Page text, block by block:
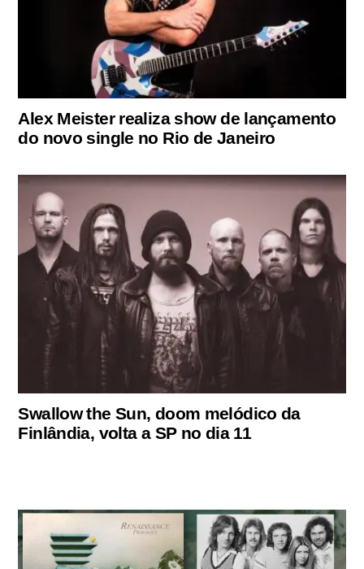
Alex Meister realiza show de lançamento
do novo single no Rio de Janeiro
Swallow the Sun, doom melódico da
Finlândia, volta a SP no dia 11